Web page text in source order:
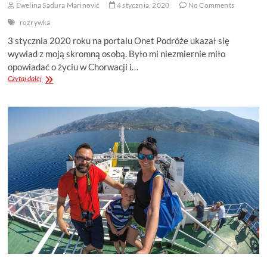
Ewelina Sadura Marinović 4 stycznia, 2020
No Comments
rozrywka
3 stycznia 2020 roku na portalu Onet Podróże ukazał się
wywiad z moją skromną osobą. Było mi niezmiernie miło
opowiadać o życiu w Chorwacji i…
Czytaj dalejWYWIAD
PODRÓŻE
ROZMOWA
O
ŻYCIU
W
CHORWACJI